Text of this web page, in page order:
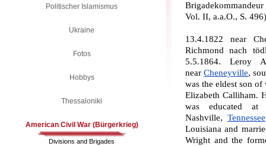
Vol. II, a.a.O., S.
13.4.1822 near
Richmond nach
5.5.1864.
Leroy
nearCheneyville,
was the eldest son
Elizabeth Calliham.
was educated
Nashville, Tennessee
Louisiana and
Wright and the
Politischer Islamismus
Ukraine
Fotos
Hobbys
Thessaloniki
American Civil War (Bürgerkrieg)
Divisions and Brigades